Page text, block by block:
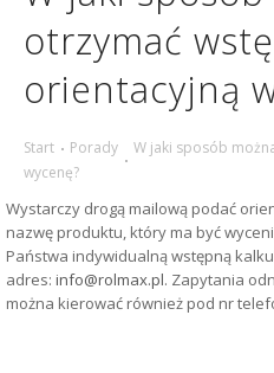
REALIZACJE
PORADY
KONTAKT
otrzymać
orientacyjną
Start Porady
W jaki sposób
wycenę?
Wystarczy drogą mailową podać
nazwę produktu, który ma być
Państwa indywidualną wstępną
adres: info@rolmax.pl. Zapytania
można kierować również pod nr